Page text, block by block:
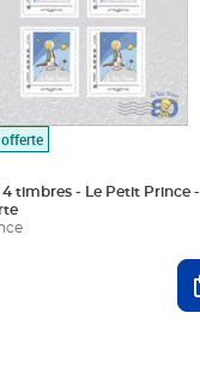
timbres - Le Petit Prince -